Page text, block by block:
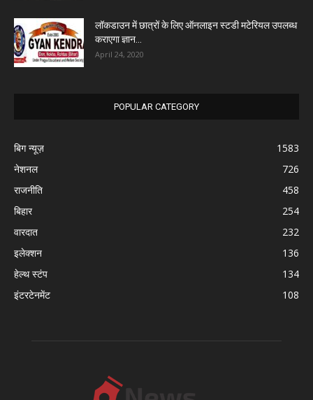
लॉकडाउन में छात्रों के लिए ऑनलाइन स्टडी मटेरियल उपलब्ध
कराएगा ज्ञान...
April 24, 2020
POPULAR CATEGORY
बिग न्यूज़
1583
नेशनल
726
राजनीति
458
बिहार
254
वारदात
232
इलेक्शन
136
हेल्थ स्टंप
134
इंटरटेनमेंट
108